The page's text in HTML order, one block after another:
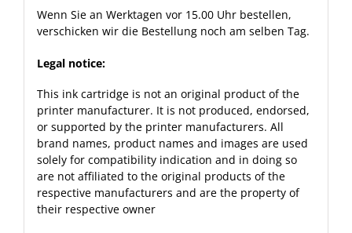
Wenn Sie an Werktagen vor 15.00 Uhr bestellen,
verschicken wir die Bestellung noch am selben Tag.
Legal notice:
This ink cartridge is not an original product of the
printer manufacturer. It is not produced, endorsed,
or supported by the printer manufacturers. All
brand names, product names and images are used
solely for compatibility indication and in doing so
are not affiliated to the original products of the
respective manufacturers and are the property of
their respective owner